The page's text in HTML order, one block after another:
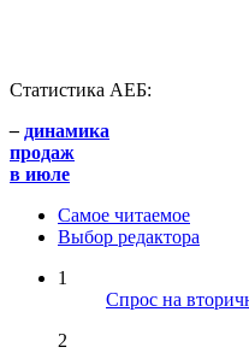
Статистика АЕБ:
– динамика
продаж
в июле
Самое читаемое
Выбор редактора
1
Спрос на
2